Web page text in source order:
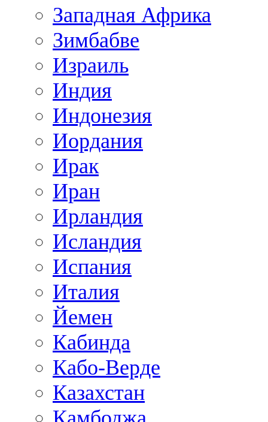
Западная Африка
Зимбабве
Израиль
Индия
Индонезия
Иордания
Ирак
Иран
Ирландия
Исландия
Испания
Италия
Йемен
Кабинда
Кабо-Верде
Казахстан